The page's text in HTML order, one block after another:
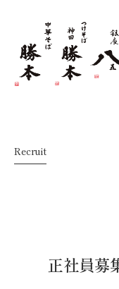
Recruit
正社員募